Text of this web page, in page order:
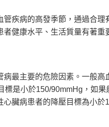
疾病的高發季節，通過合
健康水平、生活質量有著重
最主要的危險因素。一般高
標是小於150/90mmHg，如
臟病患者的降壓目標為小於